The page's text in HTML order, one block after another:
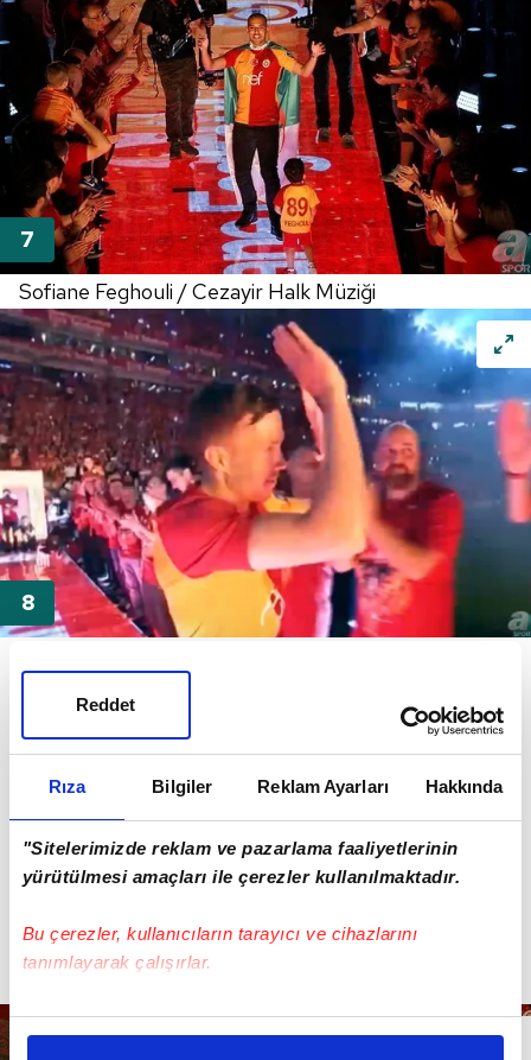
Rıza Bilgiler Reklam Ayarları Hakkında
"Sitelerimizde reklam ve pazarlama faaliyetlerinin
yürütülmesi amaçları ile çerezler kullanılmaktadır.
Bu çerezler, kullanıcıların tarayıcı ve cihazlarını
tanımlayarak çalışırlar.
Bu çerezlere izin vermeniz halinde sizlere özel
Reddet
Sofiane Feghouli / Cezayir Halk Müziği